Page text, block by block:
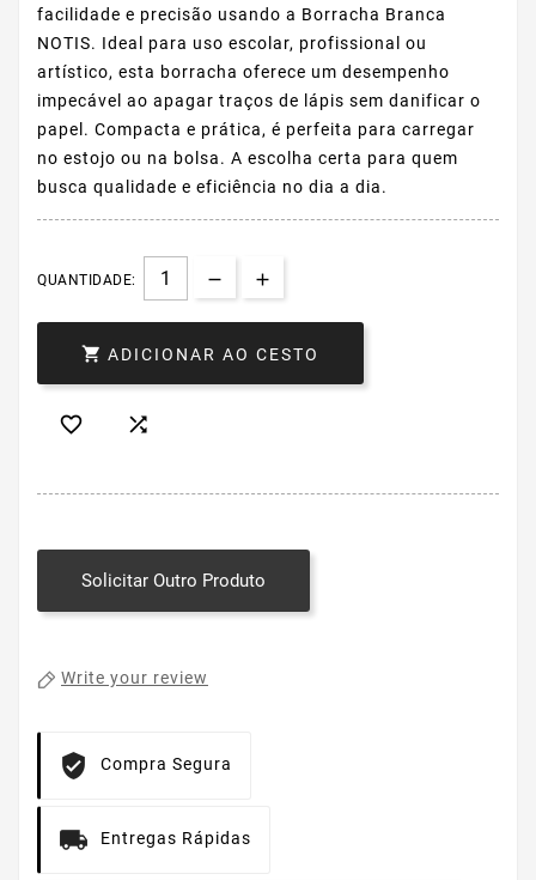
facilidade e precisão usando a Borracha Branca
NOTIS. Ideal para uso escolar, profissional ou
artístico, esta borracha oferece um desempenho
impecável ao apagar traços de lápis sem danificar o
papel. Compacta e prática, é perfeita para carregar
no estojo ou na bolsa. A escolha certa para quem
busca qualidade e eficiência no dia a dia.
QUANTIDADE:
 ADICIONAR AO CESTO
 
Solicitar Outro Produto
Write your review
Compra Segura
Entregas Rápidas